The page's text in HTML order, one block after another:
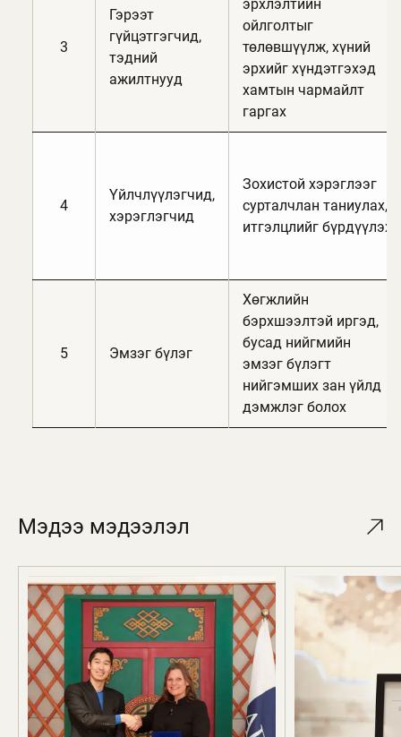
3
Гэрээт
гүйцэтгэгчид,
тэдний
ажилтнууд
эрхлэлтийн
ойлголтыг
төлөвшүүлж, хүний
эрхийг хүндэтгэхэд
хамтын чармайлт
гаргах
4
Үйлчлүүлэгчид,
хэрэглэгчид
Зохистой хэрэглээг
сурталчлан таниулах,
итгэлцлийг бүрдүүлэх
5 Эмзэг бүлэг
Хөгжлийн
бэрхшээлтэй иргэд,
бусад нийгмийн
эмзэг бүлэгт
нийгэмших зан үйлд
дэмжлэг болох
Мэдээ мэдээлэл